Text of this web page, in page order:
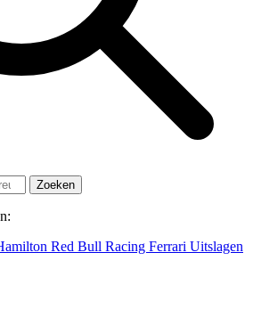
Zoeken
Red Bull Racing Ferrari Uitslagen